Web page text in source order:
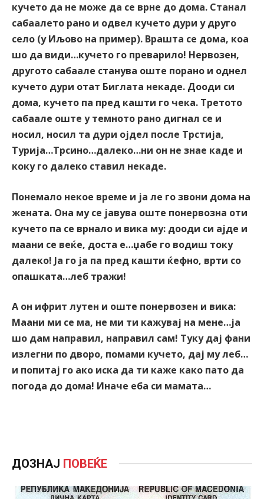
кучето да не може да се врне до дома. Станал
сабаалето рано и одвел кучето дури у друго
село (у Иљово на пример). Врашта се дома, коа
шо да види…кучето го преварило! Нервозен,
другото сабаале станува оште порано и однел
кучето дури отат Биглата некаде. Дооди си
дома, кучето па пред кашти го чека. Третото
сабаале оште у темното рано дигнал се и
носил, носил та дури ојдел после Трстија,
Турија…Трсино…далеко…ни он не знае каде и
коку го далеко ставил некаде.
Понемало некое време и ја ле го звони дома на
жената. Она му се јавува оште понервозна оти
кучето па се врнало и вика му: дооди си ајде и
маани се веќе, доста е…џабе го водиш току
далеко! Ја го ја па пред кашти ќефно, врти со
опашката…леб тражи!
А он ифрит лутен и оште понервозен и вика:
Маани ми се ма, не ми ти кажувај на мене…ја
шо дам направил, направил сам! Туку дај фани
излегни по дворо, помами кучето, дај му леб…
и попитај го ако иска да ти каже како пато да
погода до дома! Иначе еба си мамата…
ДОЗНАЈ ПОВЕЌЕ